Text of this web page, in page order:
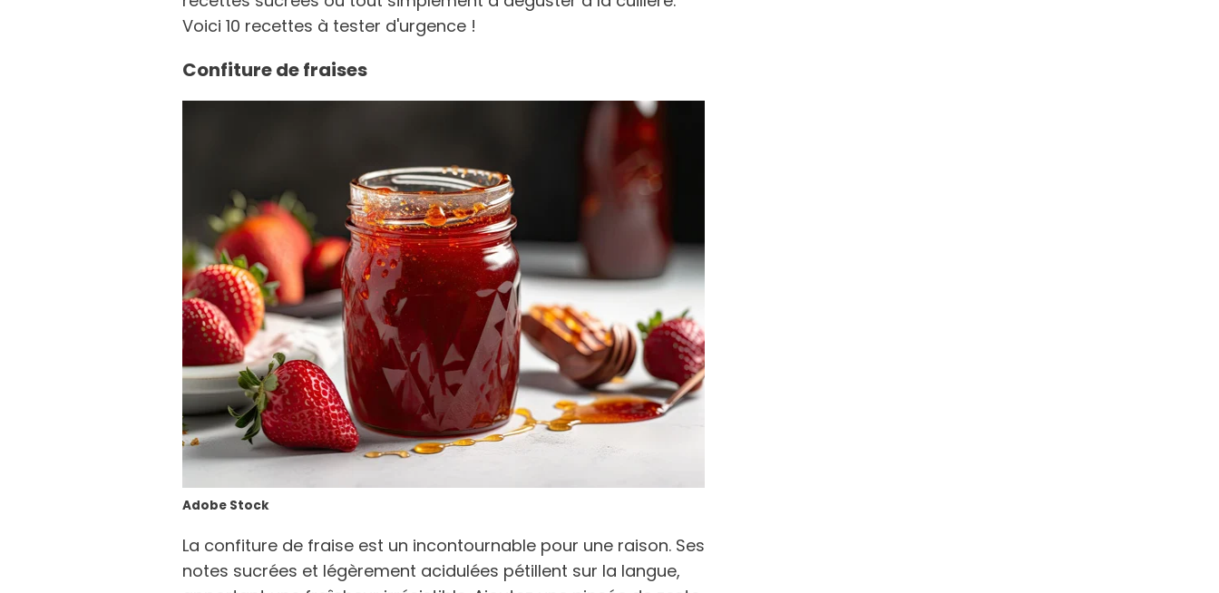
Voici 10 recettes à tester d'urgence !
Confiture de fraises
Adobe Stock
La confiture de fraise est un incontournable pour une raison. Ses
notes sucrées et légèrement acidulées pétillent sur la langue,